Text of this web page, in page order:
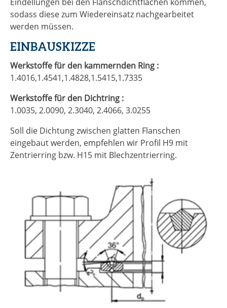
sodass diese zum Wiedereinsatz nachgearbeitet
werden müssen.
EINBAUSKIZZE
Werkstoffe für den kammernden Ring :
1.4016,1.4541,1.4828,1.5415,1.7335
Werkstoffe für den Dichtring :
1.0035, 2.0090, 2.3040, 2.4066, 3.0255
Soll die Dichtung zwischen glatten Flanschen
eingebaut werden, empfehlen wir Profil H9 mit
Zentrierring bzw. H15 mit Blechzentrierring.